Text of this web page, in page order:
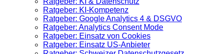
Ratgeber: KI-Kompetenz
Ratgeber: Google Analytics 4 & DSGVO
Ratgeber: Analytics Consent Mode
Ratgeber: Einsatz von Cookies
Ratgeber: Einsatz US-Anbieter